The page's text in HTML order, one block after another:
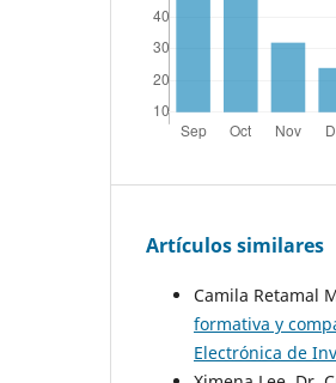
Artículos similares
Camila Retamal
formativa y
Electrónica de